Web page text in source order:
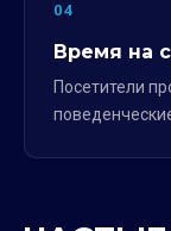
04
Время на
Посетители